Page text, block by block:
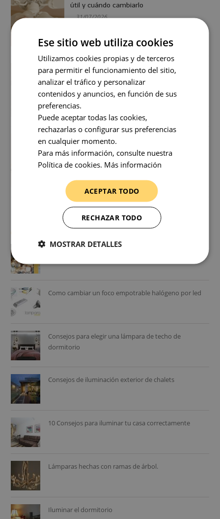
útil y cuándo cambiarlo
31/07/2026
Como ahorrar usando el ventilador de
techo y el aire acondicionado
31/07/2026
Cómo instalar un ventilador de techo
paso a paso (con y sin cableado previo)
31/07/2026
Cómo calcular la luz para una habitación ¿Cuánta luz
Como cambiar un foco empotrable halógeno por led
Consejos para elegir una lámpara de techo de
dormitorio
Consejos de iluminación exterior de chalets
10 Consejos para iluminar tu casa correctamente
Lámparas hechas con ramas de árbol.
Iluminar el dormitorio
Ese sitio web utiliza cookies
Utilizamos cookies propias y de terceros
para permitir el funcionamiento del sitio,
analizar el tráfico y personalizar
contenidos y anuncios, en función de sus
preferencias.
Puede aceptar todas las cookies,
rechazarlas o configurar sus preferencias
en cualquier momento.
Para más información, consulte nuestra
Política de cookies. Más información
ACEPTAR TODO
RECHAZAR TODO
MOSTRAR DETALLES